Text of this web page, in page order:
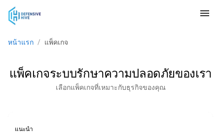
menu
หน้าแรก / แพ็คเกจ
แพ็คเกจระบบรักษาความปลอดภัยของเรา
เลือกแพ็คเกจที่เหมาะกับธุรกิจของคุณ
แนะนำ